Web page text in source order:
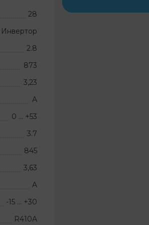
28
Инвертор
2.8
873
3,23
A
0 … +53
3.7
845
3,63
A
-15 … +30
R410A